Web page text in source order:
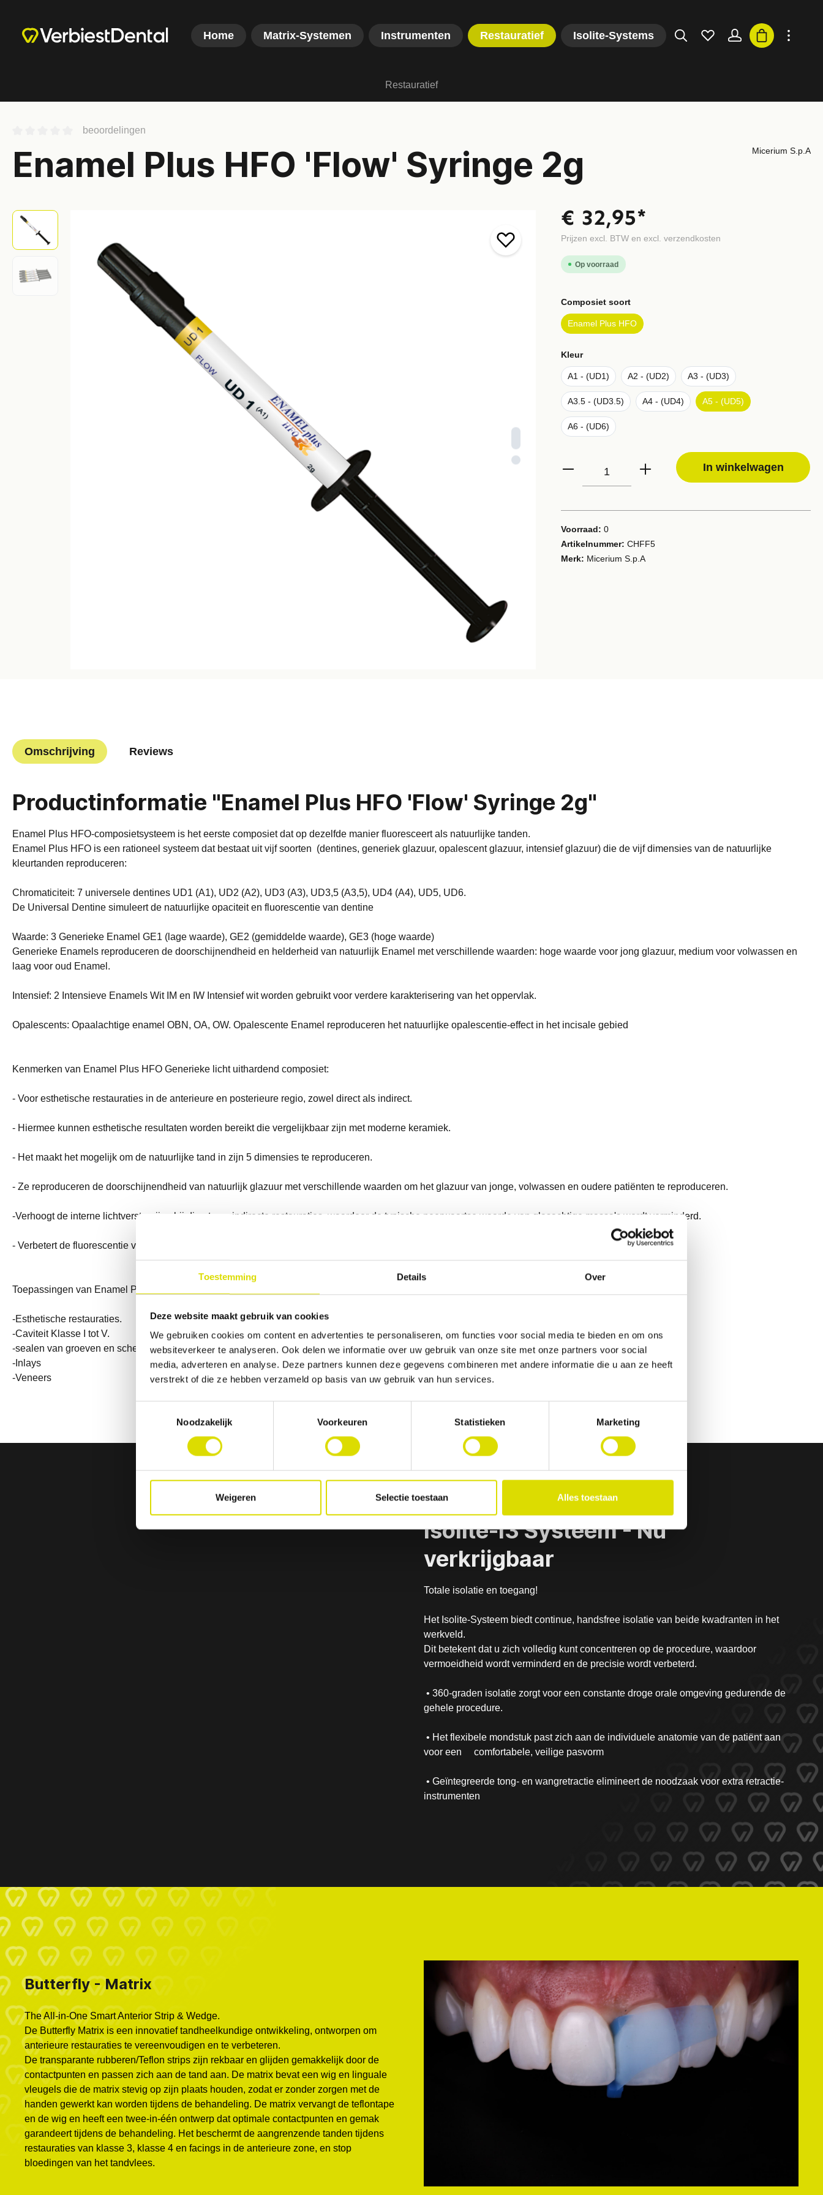
Toestemming Details Over
Deze website maakt gebruik van cookies
We gebruiken cookies om content en advertenties te personaliseren, om functies voor social media te bieden en om ons
websiteverkeer te analyseren. Ook delen we informatie over uw gebruik van onze site met onze partners voor social
media, adverteren en analyse. Deze partners kunnen deze gegevens combineren met andere informatie die u aan ze heeft
verstrekt of die ze hebben verzameld op basis van uw gebruik van hun services.
Noodzakelijk
Voorkeuren Statistieken Marketing
Weigeren Selectie toestaan Alles toestaan
Home Matrix-Systemen Instrumenten Restauratief Isolite-Systems
Restauratief
beoordelingen
Enamel Plus HFO 'Flow' Syringe 2g Micerium S.p.A
€ 32,95*
Prijzen excl. BTW en excl. verzendkosten
Op voorraad
Composiet soort
Enamel Plus HFO
Kleur
A1 - (UD1) A2 - (UD2) A3 - (UD3)
A3.5 - (UD3.5) A4 - (UD4) A5 - (UD5)
A6 - (UD6)
In winkelwagen
Voorraad: 0
Artikelnummer: CHFF5
Merk: Micerium S.p.A
Omschrijving Reviews
Productinformatie "Enamel Plus HFO 'Flow' Syringe 2g"
Enamel Plus HFO-composietsysteem is het eerste composiet dat op dezelfde manier fluoresceert als natuurlijke tanden.
Enamel Plus HFO is een rationeel systeem dat bestaat uit vijf soorten (dentines, generiek glazuur, opalescent glazuur, intensief glazuur) die de vijf dimensies van de natuurlijke
kleurtanden reproduceren:
Chromaticiteit: 7 universele dentines UD1 (A1), UD2 (A2), UD3 (A3), UD3,5 (A3,5), UD4 (A4), UD5, UD6.
De Universal Dentine simuleert de natuurlijke opaciteit en fluorescentie van dentine
Waarde: 3 Generieke Enamel GE1 (lage waarde), GE2 (gemiddelde waarde), GE3 (hoge waarde)
Generieke Enamels reproduceren de doorschijnendheid en helderheid van natuurlijk Enamel met verschillende waarden: hoge waarde voor jong glazuur, medium voor volwassen en
laag voor oud Enamel.
Intensief: 2 Intensieve Enamels Wit IM en IW Intensief wit worden gebruikt voor verdere karakterisering van het oppervlak.
Opalescents: Opaalachtige enamel OBN, OA, OW. Opalescente Enamel reproduceren het natuurlijke opalescentie-effect in het incisale gebied
Kenmerken van Enamel Plus HFO Generieke licht uithardend composiet:
- Voor esthetische restauraties in de anterieure en posterieure regio, zowel direct als indirect.
- Hiermee kunnen esthetische resultaten worden bereikt die vergelijkbaar zijn met moderne keramiek.
- Het maakt het mogelijk om de natuurlijke tand in zijn 5 dimensies te reproduceren.
- Ze reproduceren de doorschijnendheid van natuurlijk glazuur met verschillende waarden om het glazuur van jonge, volwassen en oudere patiënten te reproduceren.
-Verhoogt de interne lichtverstrooiing bij directe en indirecte restauraties, waardoor de typische neerwaartse waarde van glasachtige massa's wordt verminderd.
- Verbetert de fluorescentie van het dentinelichaam en herstelt de helderheid van devitaliseerde tanden.
Toepassingen van Enamel Plus HFO Generieke
-Esthetische restauraties.
-Caviteit Klasse I tot V.
-sealen van groeven en scheuren.
-Inlays
-Veneers
Isolite-i3 Systeem - Nu
verkrijgbaar
Totale isolatie en toegang!
Het Isolite-Systeem biedt continue, handsfree isolatie van beide kwadranten in het
werkveld.
Dit betekent dat u zich volledig kunt concentreren op de procedure, waardoor
vermoeidheid wordt verminderd en de precisie wordt verbeterd.
• 360-graden isolatie zorgt voor een constante droge orale omgeving gedurende de
gehele procedure.
• Het flexibele mondstuk past zich aan de individuele anatomie van de patiënt aan
voor een comfortabele, veilige pasvorm
• Geïntegreerde tong- en wangretractie elimineert de noodzaak voor extra retractie-
instrumenten
Butterfly - Matrix
The All-in-One Smart Anterior Strip & Wedge.
De Butterfly Matrix is ​​een innovatief tandheelkundige ontwikkeling, ontworpen om
anterieure restauraties te vereenvoudigen en te verbeteren.
De transparante rubberen/Teflon strips zijn rekbaar en glijden gemakkelijk door de
contactpunten en passen zich aan de tand aan. De matrix bevat een wig en linguale
vleugels die de matrix stevig op zijn plaats houden, zodat er zonder zorgen met de
handen gewerkt kan worden tijdens de behandeling. De matrix vervangt de teflontape
en de wig en heeft een twee-in-één ontwerp dat optimale contactpunten en gemak
garandeert tijdens de behandeling. Het beschermt de aangrenzende tanden tijdens
restauraties van klasse 3, klasse 4 en facings in de anterieure zone, en stop
bloedingen van het tandvlees.